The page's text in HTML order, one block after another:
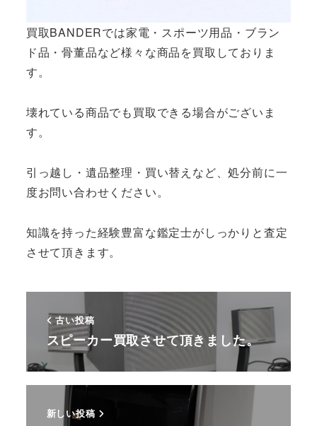
買取BANDERでは家電・スポーツ用品・ブラン
ド品・骨董品など様々な商品を買取しておりま
す。
壊れている商品でも買取できる場合がございま
す。
引っ越し・遺品整理・買い替えなど、処分前に一
度お問い合わせください。
知識を持った経験豊富な鑑定士がしっかりと査定
させて頂きます。
古い投稿
スピーカー買取させて頂きました。
新しい投稿